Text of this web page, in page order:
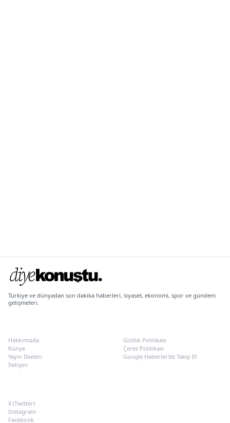
Türkiye ve dünyadan son dakika haberleri, siyaset, ekonomi, spor ve gündem
gelişmeleri.
Hakkımızda
Künye
Yayın İlkeleri
İletişim
Gizlilik Politikası
Çerez Politikası
Google Haberler’de Takip Et
X (Twitter)
Instagram
Facebook